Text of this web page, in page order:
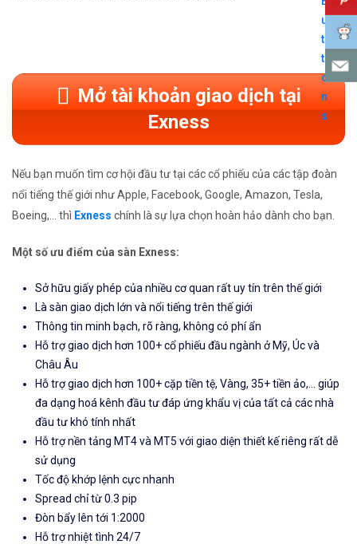
Mở tài khoản giao dịch tại
Exness
Nếu bạn muốn tìm cơ hội đầu tư tại các cổ phiếu của các tập đoàn
nổi tiếng thế giới như Apple, Facebook, Google, Amazon, Tesla,
Boeing,... thì Exness chính là sự lựa chọn hoàn hảo dành cho bạn.
Một số ưu điểm của sàn Exness:
Sở hữu giấy phép của nhiều cơ quan rất uy tín trên thế giới
Là sàn giao dịch lớn và nổi tiếng trên thế giới
Thông tin minh bạch, rõ ràng, không có phí ẩn
Hỗ trợ giao dịch hơn 100+ cổ phiếu đầu ngành ở Mỹ, Úc và
Châu Âu
Hỗ trợ giao dịch hơn 100+ cặp tiền tệ, Vàng, 35+ tiền ảo,... giúp
đa dạng hoá kênh đầu tư đáp ứng khẩu vị của tất cả các nhà
đầu tư khó tính nhất
Hỗ trợ nền tảng MT4 và MT5 với giao diện thiết kế riêng rất dễ
sử dụng
Tốc độ khớp lệnh cực nhanh
Spread chỉ từ 0.3 pip
Đòn bẩy lên tới 1:2000
Hỗ trợ nhiệt tình 24/7